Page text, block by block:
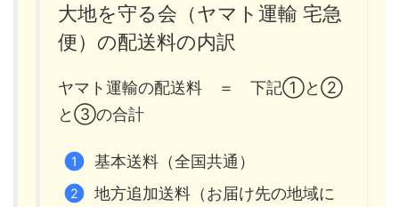
大地を守る会（ヤマト運輸 宅急
便）の配送料の内訳
ヤマト運輸の配送料 ＝ 下記①と②
と③の合計
基本送料（全国共通）
地方追加送料（お届け先の地域に